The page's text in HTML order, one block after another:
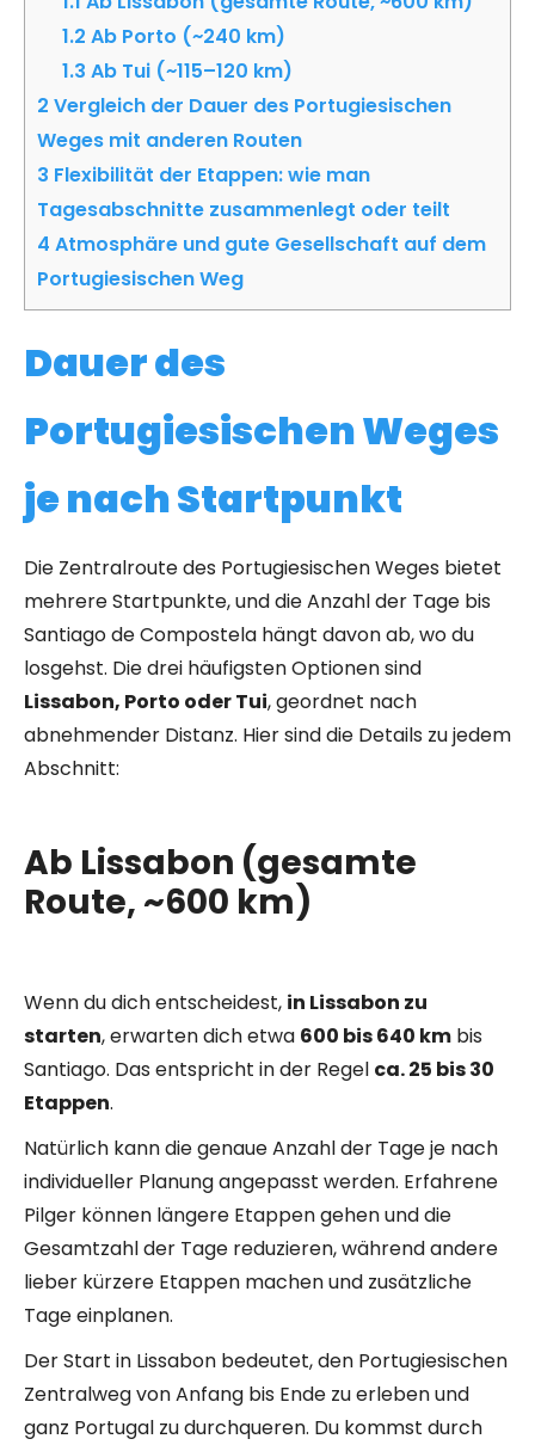
1.2 Ab Porto (~240 km)
1.3 Ab Tui (~115–120 km)
2 Vergleich der Dauer des Portugiesischen
Weges mit anderen Routen
3 Flexibilität der Etappen: wie man
Tagesabschnitte zusammenlegt oder teilt
4 Atmosphäre und gute Gesellschaft auf dem
Portugiesischen Weg
Dauer des
Portugiesischen Weges
je nach Startpunkt
Die Zentralroute des Portugiesischen Weges bietet
mehrere Startpunkte, und die Anzahl der Tage bis
Santiago de Compostela hängt davon ab, wo du
losgehst. Die drei häufigsten Optionen sind
Lissabon, Porto oder Tui, geordnet nach
abnehmender Distanz. Hier sind die Details zu jedem
Abschnitt:
Ab Lissabon (gesamte
Route, ~600 km)
Wenn du dich entscheidest, in Lissabon zu
starten, erwarten dich etwa 600 bis 640 km bis
Santiago. Das entspricht in der Regel ca. 25 bis 30
Etappen.
Natürlich kann die genaue Anzahl der Tage je nach
individueller Planung angepasst werden. Erfahrene
Pilger können längere Etappen gehen und die
Gesamtzahl der Tage reduzieren, während andere
lieber kürzere Etappen machen und zusätzliche
Tage einplanen.
Der Start in Lissabon bedeutet, den Portugiesischen
Zentralweg von Anfang bis Ende zu erleben und
ganz Portugal zu durchqueren. Du kommst durch